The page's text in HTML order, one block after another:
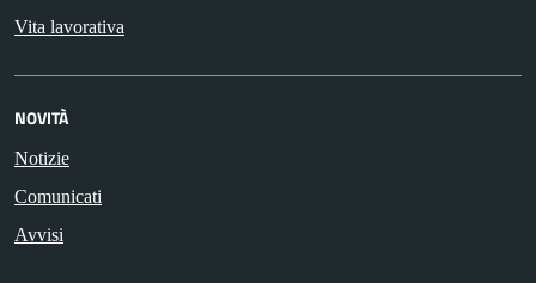
Vita lavorativa
NOVITÀ
Notizie
Comunicati
Avvisi